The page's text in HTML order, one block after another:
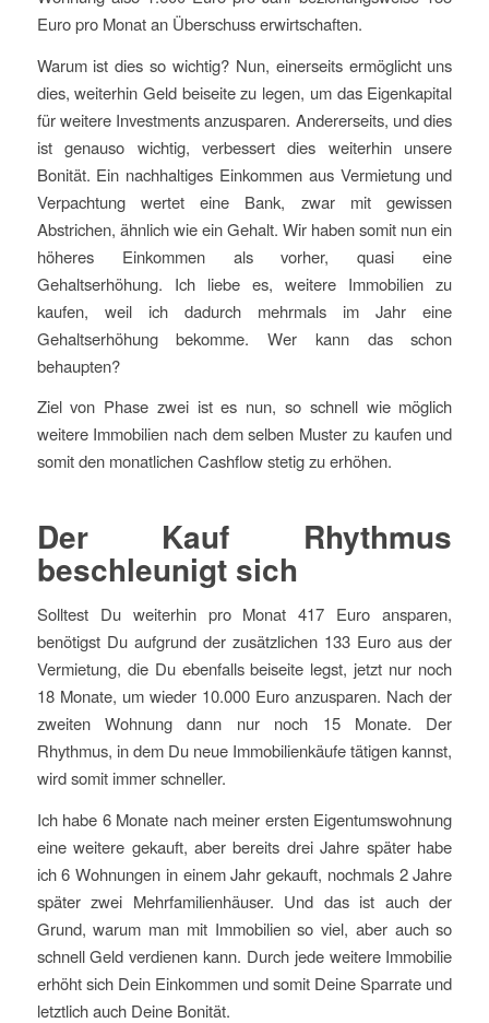
Euro pro Monat an Überschuss erwirtschaften.
Warum ist dies so wichtig? Nun, einerseits ermöglicht uns
dies, weiterhin Geld beiseite zu legen, um das Eigenkapital
für weitere Investments anzusparen. Andererseits, und dies
ist genauso wichtig, verbessert dies weiterhin unsere
Bonität. Ein nachhaltiges Einkommen aus Vermietung und
Verpachtung wertet eine Bank, zwar mit gewissen
Abstrichen, ähnlich wie ein Gehalt. Wir haben somit nun ein
höheres Einkommen als vorher, quasi eine
Gehaltserhöhung. Ich liebe es, weitere Immobilien zu
kaufen, weil ich dadurch mehrmals im Jahr eine
Gehaltserhöhung bekomme. Wer kann das schon
behaupten?
Ziel von Phase zwei ist es nun, so schnell wie möglich
weitere Immobilien nach dem selben Muster zu kaufen und
somit den monatlichen Cashflow stetig zu erhöhen.
Der Kauf Rhythmus
beschleunigt sich
Solltest Du weiterhin pro Monat 417 Euro ansparen,
benötigst Du aufgrund der zusätzlichen 133 Euro aus der
Vermietung, die Du ebenfalls beiseite legst, jetzt nur noch
18 Monate, um wieder 10.000 Euro anzusparen. Nach der
zweiten Wohnung dann nur noch 15 Monate. Der
Rhythmus, in dem Du neue Immobilienkäufe tätigen kannst,
wird somit immer schneller.
Ich habe 6 Monate nach meiner ersten Eigentumswohnung
eine weitere gekauft, aber bereits drei Jahre später habe
ich 6 Wohnungen in einem Jahr gekauft, nochmals 2 Jahre
später zwei Mehrfamilienhäuser. Und das ist auch der
Grund, warum man mit Immobilien so viel, aber auch so
schnell Geld verdienen kann. Durch jede weitere Immobilie
erhöht sich Dein Einkommen und somit Deine Sparrate und
letztlich auch Deine Bonität.